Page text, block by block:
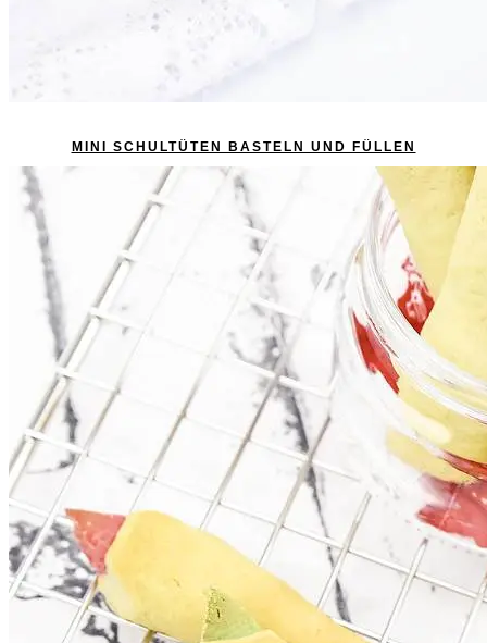
MINI SCHULTÜTEN BASTELN UND FÜLLEN